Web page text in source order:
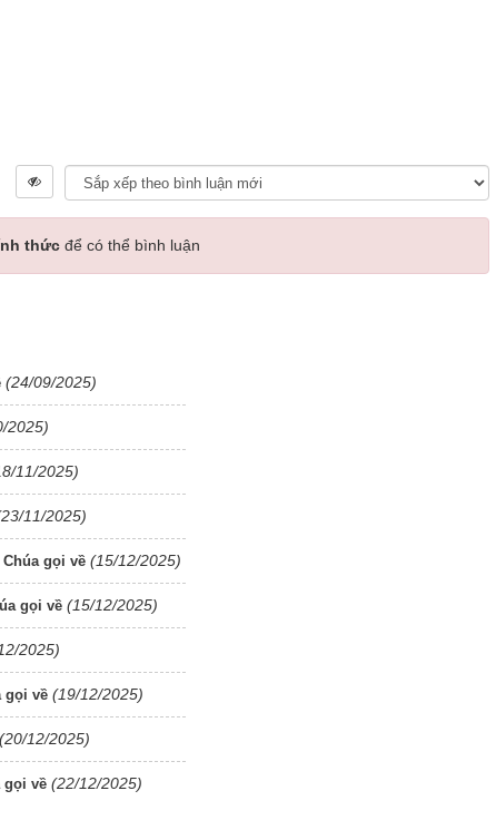
thức để có thể bình luận
(24/09/2025)
2025)
11/2025)
11/2025)
gọi về (15/12/2025)
gọi về (15/12/2025)
2025)
gọi về (19/12/2025)
(20/12/2025)
gọi về (22/12/2025)